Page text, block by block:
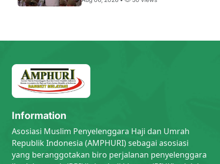
Information
Asosiasi Muslim Penyelenggara Haji dan Umrah
Republik Indonesia (AMPHURI) sebagai asosiasi
yang beranggotakan biro perjalanan penyelenggara